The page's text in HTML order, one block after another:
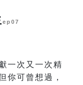
ep07
一次又一次精
你可曾想過，